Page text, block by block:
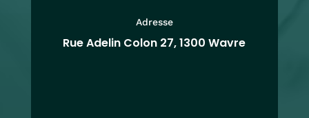
Adresse
Rue Adelin Colon 27, 1300 Wavre